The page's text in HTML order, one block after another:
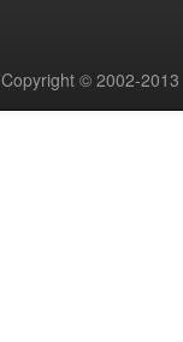
Copyright © 2002-2013